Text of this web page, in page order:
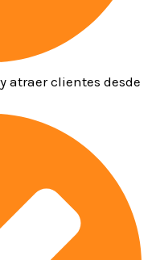
atraer clientes desde